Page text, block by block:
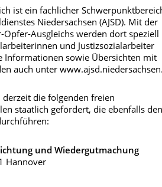
ist ein fachlicher
Niedersachsen (AJSD). Mit der
Opfer-Ausgleichs werden dort speziell
und Justizsozialarbeiter
Informationen sowie Übersichten mit
auch unter
die folgenden freien
staatlich gefördert, die ebenfalls
und Wiedergutmachung
Hannover